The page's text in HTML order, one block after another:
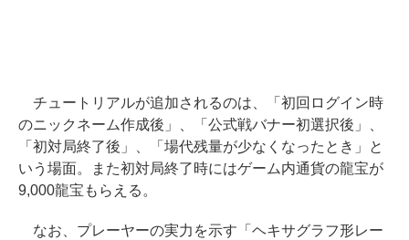
チュートリアルが追加されるのは、「初回ログイン時
のニックネーム作成後」、「公式戦バナー初選択後」、
「初対局終了後」、「場代残量が少なくなったとき」と
いう場面。また初対局終了時にはゲーム内通貨の龍宝が
9,000龍宝もらえる。
なお、プレーヤーの実力を示す「ヘキサグラフ形レー